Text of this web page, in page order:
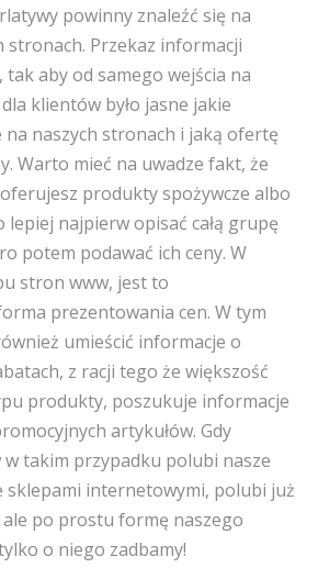
powinny znaleźć się na
stronach. Przekaz informacji
aby od samego wejścia na
klientów było jasne jakie
naszych stronach i jaką ofertę
Warto mieć na uwadze fakt, że
produkty spożywcze albo
najpierw opisać całą grupę
potem podawać ich ceny. W
stron www, jest to
prezentowania cen. W tym
umieścić informacje o
z racji tego że większość
produkty, poszukuje informacje
artykułów. Gdy
takim przypadku polubi nasze
sklepami internetowymi, polubi już
po prostu formę naszego
o niego zadbamy!